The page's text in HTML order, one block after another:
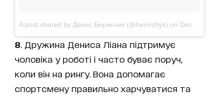
A post shared by Денис Беринчик (@berinchyk) on Dec 13, 2017 at 12:50pm PST
8 . Дружина Дениса Ліана підтримує
чоловіка у роботі і часто буває поруч,
коли він на рингу. Вона допомагає
спортсмену правильно харчуватися та